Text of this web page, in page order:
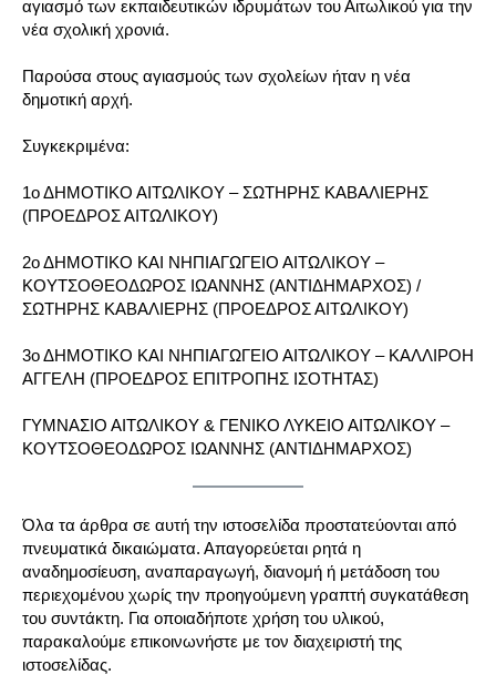
αγιασμό των εκπαιδευτικών ιδρυμάτων του Αιτωλικού για την
νέα σχολική χρονιά.
Παρούσα στους αγιασμούς των σχολείων ήταν η νέα
δημοτική αρχή.
Συγκεκριμένα:
1ο ΔΗΜΟΤΙΚΟ ΑΙΤΩΛΙΚΟΥ – ΣΩΤΗΡΗΣ ΚΑΒΑΛΙΕΡΗΣ
(ΠΡΟΕΔΡΟΣ ΑΙΤΩΛΙΚΟΥ)
2ο ΔΗΜΟΤΙΚΟ ΚΑΙ ΝΗΠΙΑΓΩΓΕΙΟ ΑΙΤΩΛΙΚΟΥ –
ΚΟΥΤΣΟΘΕΟΔΩΡΟΣ ΙΩΑΝΝΗΣ (ΑΝΤΙΔΗΜΑΡΧΟΣ) /
ΣΩΤΗΡΗΣ ΚΑΒΑΛΙΕΡΗΣ (ΠΡΟΕΔΡΟΣ ΑΙΤΩΛΙΚΟΥ)
3ο ΔΗΜΟΤΙΚΟ ΚΑΙ ΝΗΠΙΑΓΩΓΕΙΟ ΑΙΤΩΛΙΚΟΥ – ΚΑΛΛΙΡΟΗ
ΑΓΓΕΛΗ (ΠΡΟΕΔΡΟΣ ΕΠΙΤΡΟΠΗΣ ΙΣΟΤΗΤΑΣ)
ΓΥΜΝΑΣΙΟ ΑΙΤΩΛΙΚΟΥ & ΓΕΝΙΚΟ ΛΥΚΕΙΟ ΑΙΤΩΛΙΚΟΥ –
ΚΟΥΤΣΟΘΕΟΔΩΡΟΣ ΙΩΑΝΝΗΣ (ΑΝΤΙΔΗΜΑΡΧΟΣ)
Όλα τα άρθρα σε αυτή την ιστοσελίδα προστατεύονται από
πνευματικά δικαιώματα. Απαγορεύεται ρητά η
αναδημοσίευση, αναπαραγωγή, διανομή ή μετάδοση του
περιεχομένου χωρίς την προηγούμενη γραπτή συγκατάθεση
του συντάκτη. Για οποιαδήποτε χρήση του υλικού,
παρακαλούμε επικοινωνήστε με τον διαχειριστή της
ιστοσελίδας.